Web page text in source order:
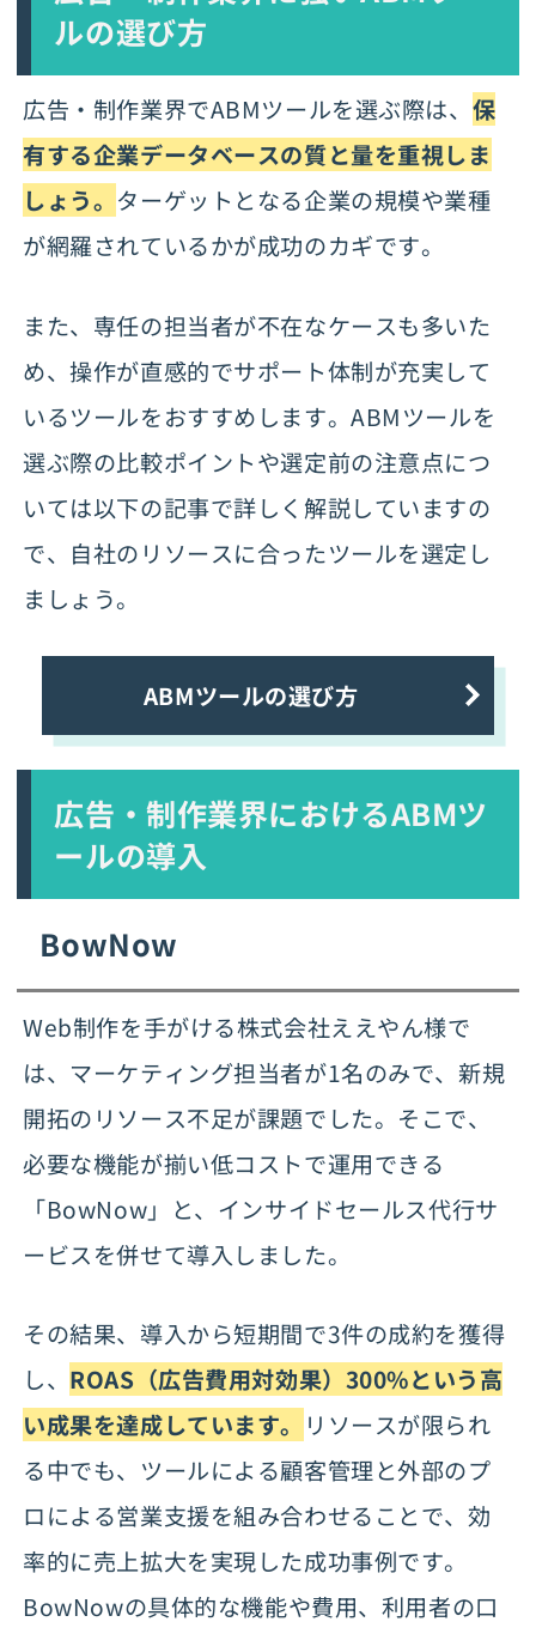
ルの選び方
広告・制作業界でABMツールを選ぶ際は、 保
有する企業データベースの質と量を重視しま
しょう。 ターゲットとなる企業の規模や業種
が網羅されているかが成功のカギです。
また、専任の担当者が不在なケースも多いた
め、操作が直感的でサポート体制が充実して
いるツールをおすすめします。ABMツールを
選ぶ際の比較ポイントや選定前の注意点につ
いては以下の記事で詳しく解説していますの
で、自社のリソースに合ったツールを選定し
ましょう。
ABMツールの選び方
広告・制作業界におけるABMツ
ールの導入
BowNow
Web制作を手がける株式会社ええやん様で
は、マーケティング担当者が1名のみで、新規
開拓のリソース不足が課題でした。そこで、
必要な機能が揃い低コストで運用できる
「BowNow」と、インサイドセールス代行サ
ービスを併せて導入しました。
その結果、導入から短期間で3件の成約を獲得
し、 ROAS（広告費用対効果）300%という高
い成果を達成しています。
リソースが限られ
る中でも、ツールによる顧客管理と外部のプ
ロによる営業支援を組み合わせることで、効
率的に売上拡大を実現した成功事例です。
BowNowの具体的な機能や費用、利用者の口